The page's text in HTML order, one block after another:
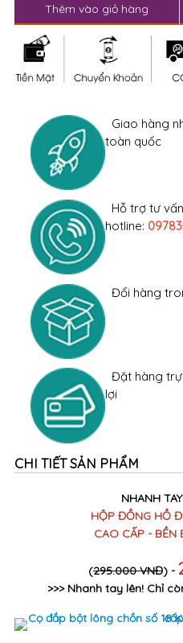
Thêm vào giỏ hàng
Giao hàng
toàn quốc
Hỗ trợ tư
hotline:
Đổi hàng
Đặt hàng
lợi
CHI TIẾT SẢN PHẨM
NHANH
HỘP ĐỒNG HỒ
CAO CẤP - BỀN
(295.000 VNĐ) -
>>> Nhanh tay lên! Chỉ